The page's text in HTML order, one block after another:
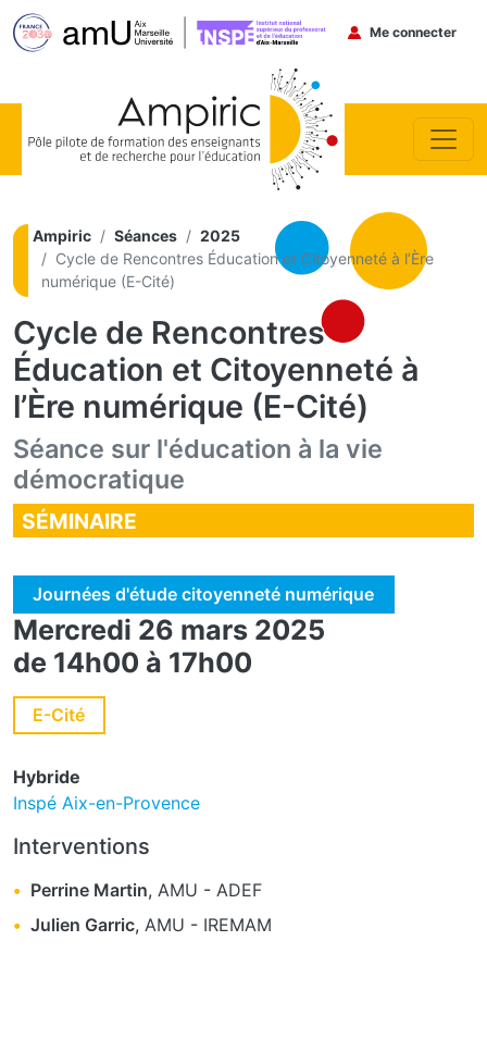
Menu du
Me connecter
Ampiric Séances
2025
Cycle de Rencontres Éducation et Citoyenneté à l’Ère
numérique (E-Cité)
Cycle de Rencontres
Éducation et Citoyenneté à
l’Ère numérique (E-Cité)
Séance sur l'éducation à la vie
démocratique
SÉMINAIRE
Journées d'étude citoyenneté numérique
Mercredi 26 mars 2025
de 14h00 à 17h00
E-Cité
Hybride
Inspé Aix-en-Provence
Interventions
Perrine Martin, AMU - ADEF
Julien Garric, AMU - IREMAM